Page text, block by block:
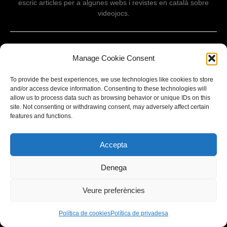
Manage Cookie Consent
To provide the best experiences, we use technologies like cookies to store
and/or access device information. Consenting to these technologies will
allow us to process data such as browsing behavior or unique IDs on this
site. Not consenting or withdrawing consent, may adversely affect certain
features and functions.
Accepta
Denega
Veure preferències
Política de cookiesPolítica de privadesa
escric articles per a algunes webs i revistes en català sobre
videojocs.
[Cinema-sèries] Mor George A. Romero: director de ‘La
NEXT
[Reportatge] Survival Horror: en busca dels orígens
BE THE FIRST TO COMMENT
La teva adreça no serà publicada.